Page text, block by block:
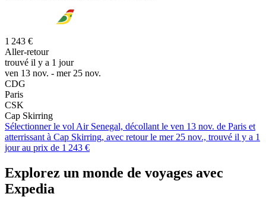
1 243 €
Aller-retour
trouvé il y a 1 jour
ven 13 nov. - mer 25 nov.
CDG
Paris
CSK
Cap Skirring
Sélectionner le vol Air Senegal, décollant le ven 13 nov. de Paris et
atterrissant à Cap Skirring, avec retour le mer 25 nov., trouvé il y a 1
jour au prix de 1 243 €
Explorez un monde de voyages avec
Expedia